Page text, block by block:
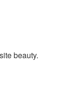
beauty.